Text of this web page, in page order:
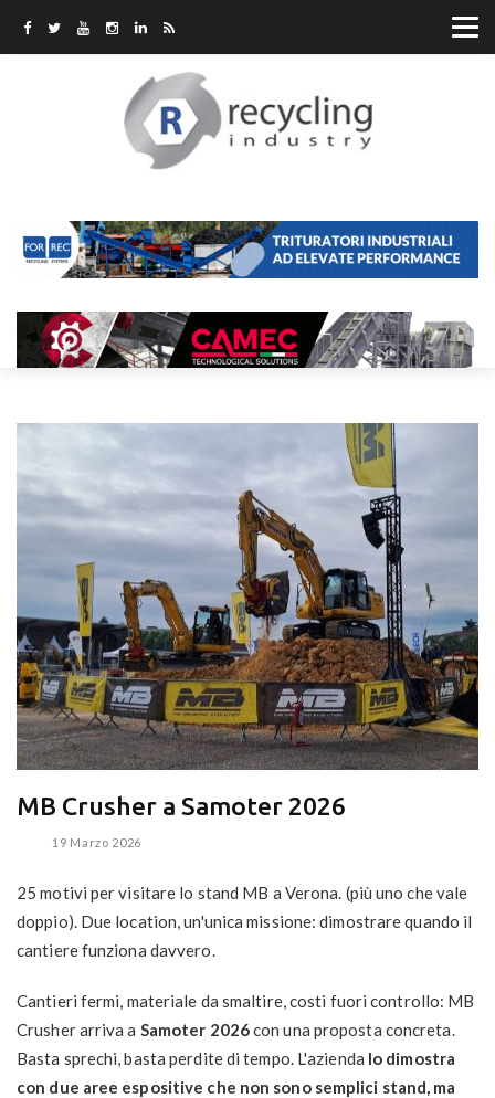
MB Crusher a Samoter 2026
19 Marzo 2026
25 motivi per visitare lo stand MB a Verona. (più uno che vale
doppio). Due location, un'unica missione: dimostrare quando il
cantiere funziona davvero.
Cantieri fermi, materiale da smaltire, costi fuori controllo: MB
Crusher arriva a Samoter 2026con una proposta concreta.
Basta sprechi, basta perdite di tempo. L'azienda lo dimostra
con due aree espositive che non sono semplici stand, ma